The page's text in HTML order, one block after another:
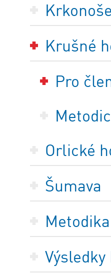
Krkonoše
Krušné
Pro
Orlické
Šumava
Metodika
Výsledky